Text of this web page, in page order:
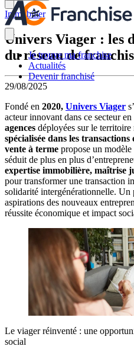
Je trouve ma franchise
Actualités
Devenir franchisé
Immobilier
Univers Viager : les
du réseau de
29/08/2025
Fondé en 2020, Univers Viager
acteur innovant dans ce secteur
agences déployées sur le territoire
spécialisée dans les
vente à terme propose un modèle
séduit de plus en plus
expertise immobilière, maîtrise
pour transformer une transaction
solidarité intergénérationnelle.
aspirations des nouveaux
réussite économique et impact
Le viager réinventé : une
social